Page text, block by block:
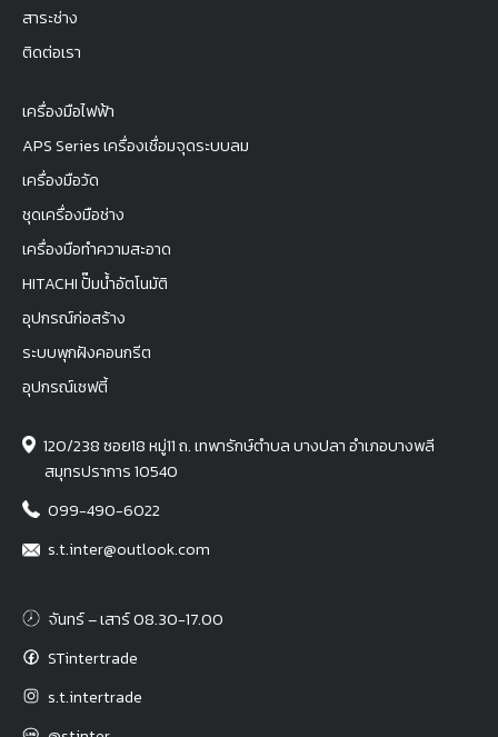
สาระช่าง
ติดต่อเรา
เครื่องมือไฟฟ้า
APS Series เครื่องเชื่อมจุดระบบลม
เครื่องมือวัด
ชุดเครื่องมือช่าง
เครื่องมือทำความสะอาด
HITACHI ปั๊มน้ำอัตโนมัติ
อุปกรณ์ก่อสร้าง
ระบบพุกฝังคอนกรีต
อุปกรณ์เซฟตี้
120/238 ซอย18 หมู่11 ถ. เทพารักษ์ตำบล บางปลา อำเภอบางพลี
สมุทรปราการ 10540
099-490-6022
s.t.inter@outlook.com
จันทร์ – เสาร์ 08.30-17.00
STintertrade
s.t.intertrade